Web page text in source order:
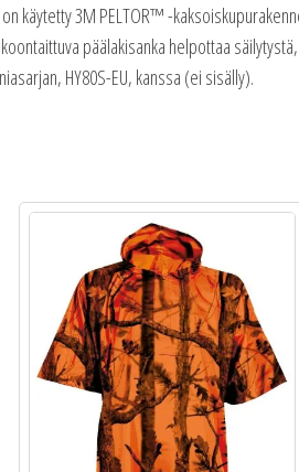
käytetty 3M PELTOR™ -
päälakisanka helpottaa
HY80S-EU, kanssa (ei sisälly).